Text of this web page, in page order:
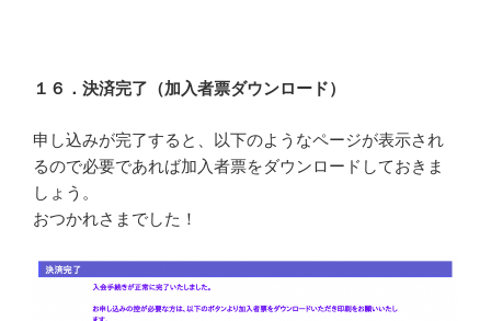
１６．決済完了（加入者票ダウンロード）
申し込みが完了すると、以下のようなページが表示され
るので必要であれば加入者票をダウンロードしておきま
しょう。
おつかれさまでした！